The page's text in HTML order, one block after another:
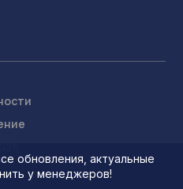
обновления, актуальные
у менеджеров!
в соответствии с